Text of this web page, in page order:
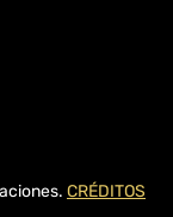
CRÉDITOS